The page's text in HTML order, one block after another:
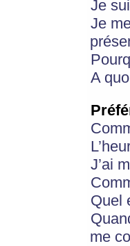
Je
Je
A
J’ai
Quel
me